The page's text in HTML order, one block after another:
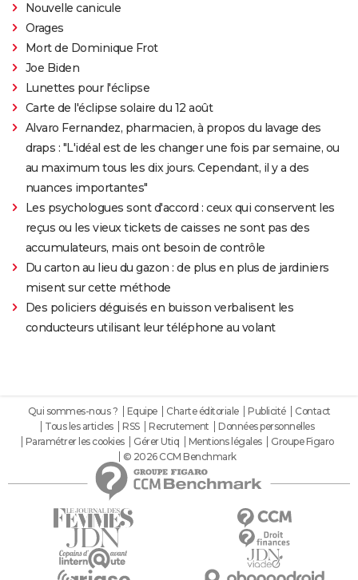
Nouvelle canicule
Orages
Mort de Dominique Frot
Joe Biden
Lunettes pour l'éclipse
Carte de l'éclipse solaire du 12 août
Alvaro Fernandez, pharmacien, à propos du lavage des
draps : "L'idéal est de les changer une fois par semaine, ou
au maximum tous les dix jours. Cependant, il y a des
nuances importantes"
Les psychologues sont d'accord : ceux qui conservent les
reçus ou les vieux tickets de caisses ne sont pas des
accumulateurs, mais ont besoin de contrôle
Du carton au lieu du gazon : de plus en plus de jardiniers
misent sur cette méthode
Des policiers déguisés en buisson verbalisent les
conducteurs utilisant leur téléphone au volant
Qui sommes-nous ? Equipe Charte éditoriale Publicité
Contact
Tous les articles
RSS Recrutement
Données personnelles
Paramétrer les cookies
Gérer Utiq Mentions légales
Groupe Figaro
© 2026 CCM Benchmark